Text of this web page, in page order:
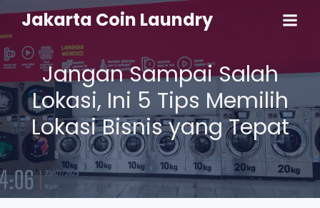
Jakarta Coin Laundry
Jangan Sampai Salah
Lokasi, Ini 5 Tips Memilih
Lokasi Bisnis yang Tepat